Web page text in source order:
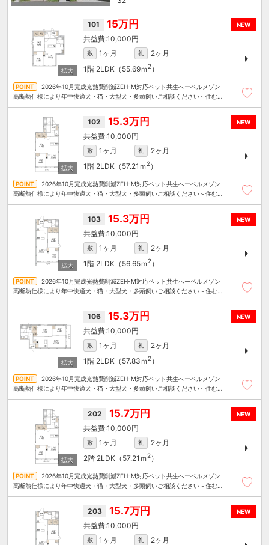
NEW
101 15万円
10,000円
敷 1ヶ月 礼
2ヶ月
1階 2LDK（55.69ｍ 2）
2026年10月完成光熱費削減ZEH-M対応ペット共生へーベルメゾン
高断熱仕様により年中快適犬・猫・大型犬・多頭飼いご相談ください～住むこ
NEW
102 15.3万円
10,000円
敷 1ヶ月 礼
2ヶ月
1階 2LDK（57.21ｍ 2）
2026年10月完成光熱費削減ZEH-M対応ペット共生へーベルメゾン
高断熱仕様により年中快適犬・猫・大型犬・多頭飼いご相談ください～住むこ
NEW
103 15.3万円
10,000円
敷 1ヶ月 礼
2ヶ月
1階 2LDK（56.65ｍ 2）
2026年10月完成光熱費削減ZEH-M対応ペット共生へーベルメゾン
高断熱仕様により年中快適犬・猫・大型犬・多頭飼いご相談ください～住むこ
NEW
106 15.3万円
10,000円
敷 1ヶ月 礼
2ヶ月
1階 2LDK（57.83ｍ 2）
2026年10月完成光熱費削減ZEH-M対応ペット共生へーベルメゾン
高断熱仕様により年中快適犬・猫・大型犬・多頭飼いご相談ください～住むこ
NEW
202 15.7万円
10,000円
敷 1ヶ月 礼
2ヶ月
2階 2LDK（57.21ｍ 2）
2026年10月完成光熱費削減ZEH-M対応ペット共生へーベルメゾン
高断熱仕様により年中快適犬・猫・大型犬・多頭飼いご相談ください～住むこ
NEW
203 15.7万円
10,000円
敷 1ヶ月 礼
2ヶ月